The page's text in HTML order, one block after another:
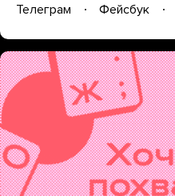
Телеграм Фейсбук